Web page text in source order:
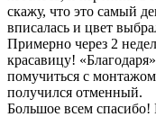
скажу, что это самый
вписалась и цвет
Примерно через 2
красавицу!
помучиться с
получился отменный.
Большое всем